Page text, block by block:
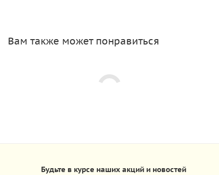
Вам также может понравиться
Будьте в курсе наших акций и новостей